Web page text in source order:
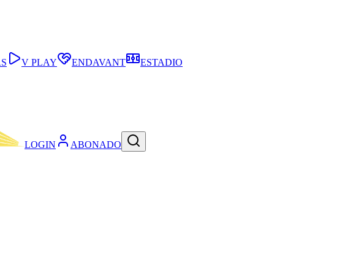
LOGIN ABONADO
V PLAY ENDAVANT ESTADIO